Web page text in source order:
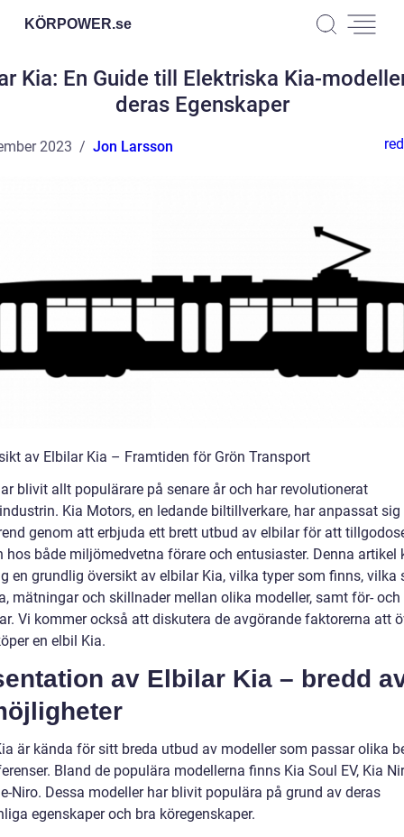
KÖRPOWER.se
Kia: En Guide till Elektriska Kia-
deras Egenskaper
2023 Jon Larsson
av Elbilar Kia – Framtiden för Grön Transport
blivit allt populärare på senare år och har revolutionerat
Kia Motors, en ledande biltillverkare, har anpassat
genom att erbjuda ett brett utbud av elbilar för att
hos både miljömedvetna förare och entusiaster. Denna artikel
en grundlig översikt av elbilar Kia, vilka typer som finns, vilka
mätningar och skillnader mellan olika modeller, samt för- och
Vi kommer också att diskutera de avgörande faktorerna att
en elbil Kia.
av Elbilar Kia – bredd
är kända för sitt breda utbud av modeller som passar olika
Bland de populära modellerna finns Kia Soul EV, Kia
Niro. Dessa modeller har blivit populära på grund av deras
egenskaper och bra köregenskaper.